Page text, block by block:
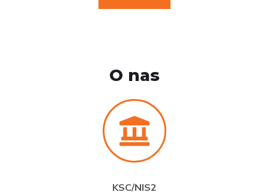
O nas
KSC/NIS2